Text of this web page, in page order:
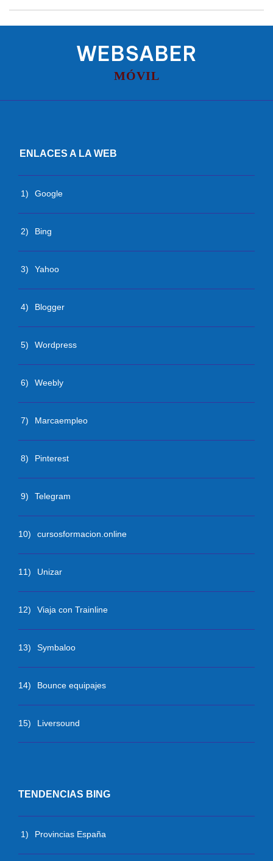
WEBSABER
MÓVIL
ENLACES A LA WEB
1) Google
2) Bing
3) Yahoo
4) Blogger
5) Wordpress
6) Weebly
7) Marcaempleo
8) Pinterest
9) Telegram
10) cursosformacion.online
11) Unizar
12) Viaja con Trainline
13) Symbaloo
14) Bounce equipajes
15) Liversound
TENDENCIAS BING
1) Provincias España